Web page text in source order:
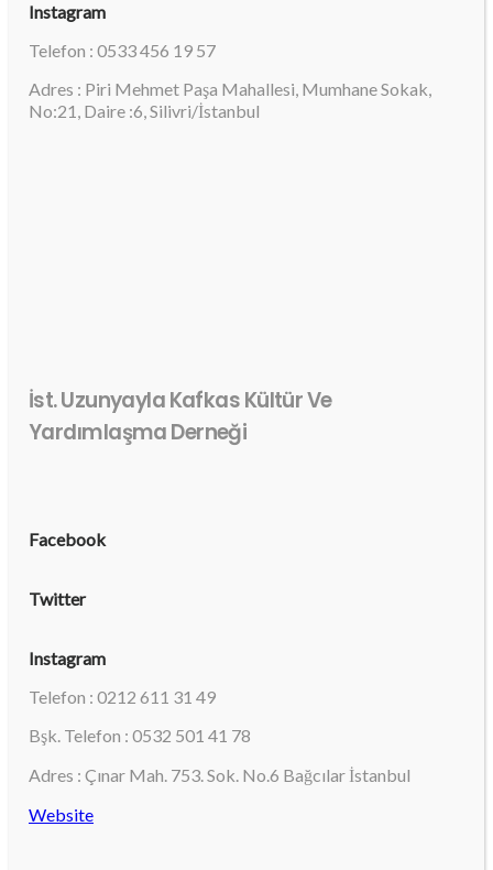
Instagram
Telefon : 0533 456 19 57
Adres : Piri Mehmet Paşa Mahallesi, Mumhane Sokak,
No:21, Daire :6, Silivri/İstanbul
İst. Uzunyayla Kafkas Kültür Ve
Yardımlaşma Derneği
Facebook
Twitter
Instagram
Telefon : 0212 611 31 49
Bşk. Telefon : 0532 501 41 78
Adres : Çınar Mah. 753. Sok. No.6 Bağcılar İstanbul
Website